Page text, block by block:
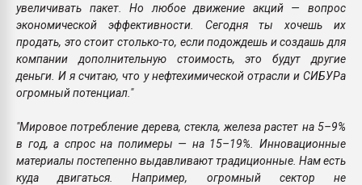
увеличивать пакет. Но любое движение акций — вопрос
экономической эффективности. Сегодня ты хочешь их
продать, это стоит столько-то, если подождешь и создашь для
компании дополнительную стоимость, это будут другие
деньги. И я считаю, что у нефтехимической отрасли и СИБУРа
огромный потенциал."
"Мировое потребление дерева, стекла, железа растет на 5–9%
в год, а спрос на полимеры — на 15–19%. Инновационные
материалы постепенно выдавливают традиционные. Нам есть
куда двигаться. Например, огромный сектор не